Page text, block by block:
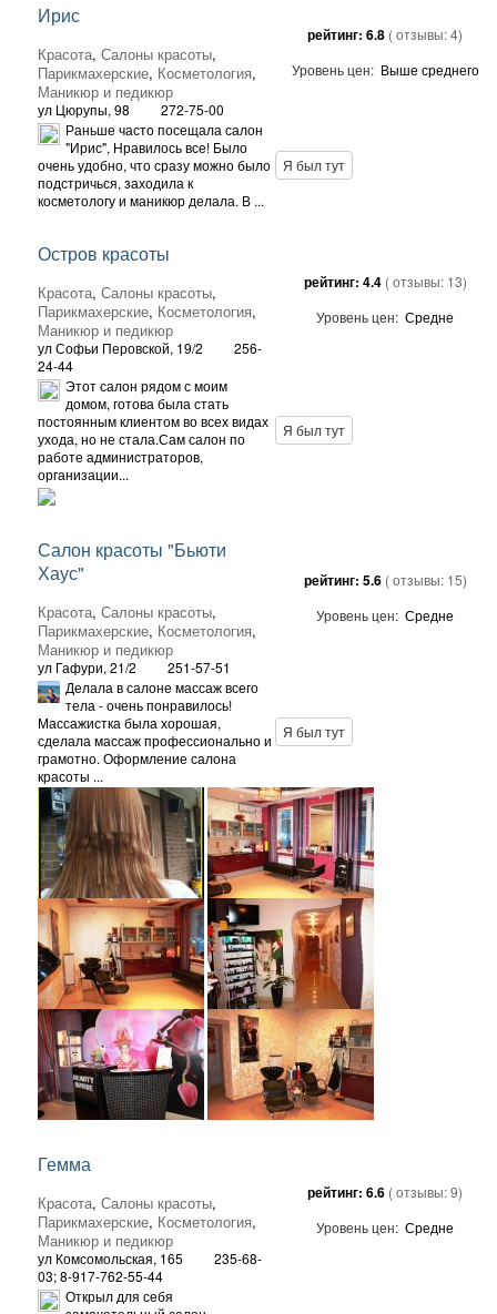
Ирис
Красота, Салоны красоты,
Парикмахерские, Косметология,
Маникюр и педикюр
ул Цюрупы, 98 272-75-00
рейтинг: 6.8 ( отзывы:4)
Уровень цен: Выше среднего
Раньше часто посещала салон
"Ирис", Нравилось все! Было
очень удобно, что сразу можно было
подстричься, заходила к
косметологу и маникюр делала. В ...
Я был тут
Остров красоты
Красота, Салоны красоты,
Парикмахерские, Косметология,
Маникюр и педикюр
ул Софьи Перовской, 19/2
256-
24-44
рейтинг: 4.4 ( отзывы: 13)
Уровень цен: Средне
Этот салон рядом с моим
домом, готова была стать
постоянным клиентом во всех видах
ухода, но не стала.Сам салон по
работе администраторов,
организации...
Я был тут
Салон красоты "Бьюти
Хаус"
Красота, Салоны красоты,
Парикмахерские, Косметология,
Маникюр и педикюр
ул Гафури, 21/2 251-57-51
рейтинг: 5.6 ( отзывы: 15)
Уровень цен: Средне
Делала в салоне массаж всего
тела - очень понравилось!
Массажистка была хорошая,
сделала массаж профессионально и
грамотно. Оформление салона
красоты ...
Я был тут
Гемма
Красота, Салоны красоты,
Парикмахерские, Косметология,
Маникюр и педикюр
ул Комсомольская, 165
235-68-
03; 8-917-762-55-44
рейтинг: 6.6 ( отзывы:9)
Уровень цен: Средне
Открыл для себя